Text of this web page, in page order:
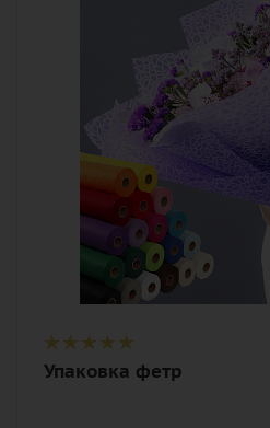
дизайнерская упаковка
Упаковка фетр